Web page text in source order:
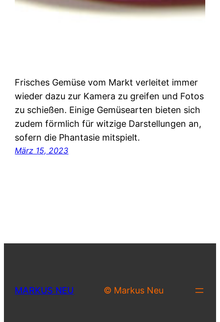
Frisches Gemüse vom Markt verleitet immer
wieder dazu zur Kamera zu greifen und Fotos
zu schießen. Einige Gemüsearten bieten sich
zudem förmlich für witzige Darstellungen an,
sofern die Phantasie mitspielt.
März 15, 2023
MARKUS NEU © Markus Neu